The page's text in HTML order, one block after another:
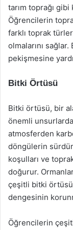
tarım toprağı
Öğrencilerin
farklı toprak
olmalarını
pekişmesine
Bitki Örtüsü
Bitki örtüsü, bir
önemli
atmosferden
döngülerin
koşulları ve
doğurur.
çeşitli bitki
dengesinin
Öğrencilerin